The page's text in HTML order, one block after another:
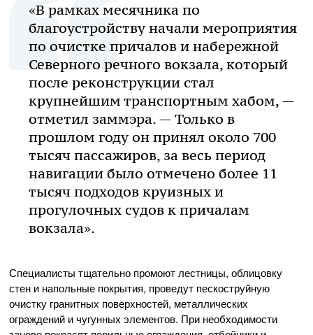
«В рамках месячника по
благоустройству начали мероприятия
по очистке причалов и набережной
Северного речного вокзала, который
после реконструкции стал
крупнейшим транспортным хабом, —
отметил заммэра. — Только в
прошлом году он принял около 700
тысяч пассажиров, за весь период
навигации было отмечено более 11
тысяч подходов круизных и
прогулочных судов к причалам
вокзала».
Специалисты тщательно промоют лестницы, облицовку
стен и напольные покрытия, проведут пескоструйную
очистку гранитных поверхностей, металлических
ограждений и чугунных элементов. При необходимости